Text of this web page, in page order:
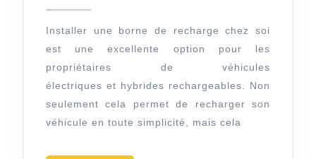
borne
de
recharge
chez
soi
Installer une borne de recharge chez soi
est une excellente option pour les
propriétaires de véhicules
électriques et hybrides rechargeables. Non
seulement cela permet de recharger son
véhicule en toute simplicité, mais cela